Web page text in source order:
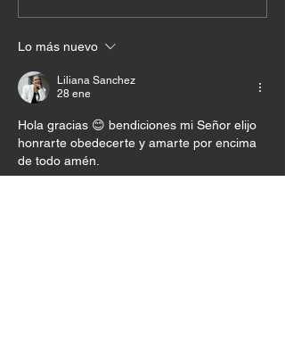
Lo más nuevo
Liliana Sanchez
28 ene
Hola gracias 😊 bendiciones mi Señor elijo
honrarte obedecerte y amarte por encima
de todo amén.